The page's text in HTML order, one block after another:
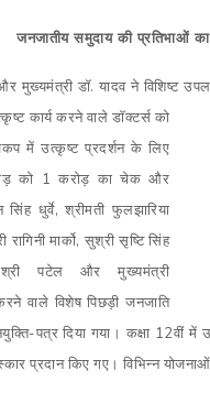
जनजातीय समुदाय की प्रतिभाओं
मुख्यमंत्री डॉ. यादव ने विशिष्ट
कार्य करने वाले डॉक्टर्स को
में उत्कृष्ट प्रदर्शन के लिए
को 1 करोड़ का चेक और
सिंह धुर्वे,श्रीमती फुलझारिया
मार्को, सुश्री सृष्टि सिंह
श्री पटेल और मुख्यमंत्री
वाले विशेष पिछड़ी जनजाति
पत्र दिया गया। कक्षा 12वीं में
प्रदान किए गए। वि‍भिन्न